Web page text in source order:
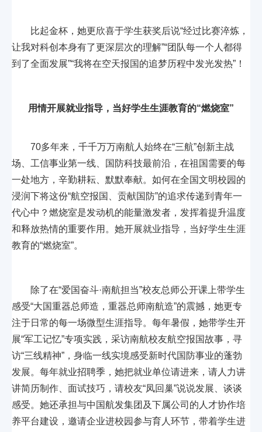
比起金杯，她更欣喜于学生获奖后说“经过比赛淬炼，
让我对科创本身有了更深层次的理解”“团队每一个人都得
到了全面发展”“我将在空天报国的追梦历程中发光发热”！
用情开展就业指导，当好学生生涯教育的“燃烧室”
70多年来，千千万万南航人始终在“三航”创新主战
场、工信事业第一线、国防科技最前沿，在祖国需要的每
一处地方，辛勤耕耘、默默奉献。如何在全国文明校园的
浸润下将这份“航空报国、贡献国防”的追求传递到青年一
代心中？燃烧室是发动机的能量激发者，发挥着提升温度
和释放热情的重要作用。她开展就业指导，当好学生生涯
教育的“燃烧室”。
除了在“爱国奋斗·南航担当”校友总师公开课上带学生
感受“大国重器总师造，重器总师南航造”的震撼，她更专
注于日常的每一场微型生涯指导。每年暑假，她带学生开
展“军工记忆”专项实践，采访南航校友航空报国故事，寻
访“三线精神”，身临一线实境感受新时代国防事业的蓬勃
发展。每年就业招聘季，她把就业单位请进来，请人力讲
讲简历制作、面试技巧，请校友“凤回巢”说说发展、谈谈
感受。她还承担与中国航发集团及下属公司的人才协作培
养平台建设，邀请企业进校园参与育人环节，带着学生进